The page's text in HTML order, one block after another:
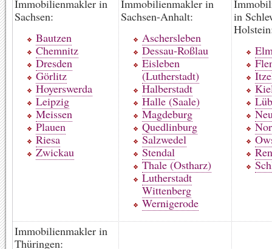
Immobilienmakler in
Sachsen:
Bautzen
Chemnitz
Dresden
Görlitz
Hoyerswerda
Leipzig
Meissen
Plauen
Riesa
Zwickau
Immobilienmakler in
Sachsen-Anhalt:
Aschersleben
Dessau-Roßlau
Eisleben
(Lutherstadt)
Halberstadt
Halle (Saale)
Magdeburg
Quedlinburg
Salzwedel
Stendal
Thale (Ostharz)
Lutherstadt
Wittenberg
Wernigerode
in
Immobilienmakler in
Thüringen: